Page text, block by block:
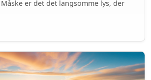
er det det langsomme lys, der